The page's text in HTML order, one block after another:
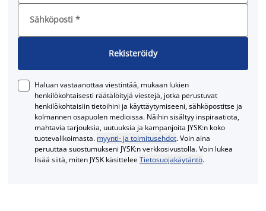
Sähköposti *
Rekisteröidy
Haluan vastaanottaa viestintää, mukaan lukien
henkilökohtaisesti räätälöityjä viestejä, jotka perustuvat
henkilökohtaisiin tietoihini ja käyttäytymiseeni, sähköpostitse ja
kolmannen osapuolen medioissa. Näihin sisältyy inspiraatiota,
mahtavia tarjouksia, uutuuksia ja kampanjoita JYSK:n koko
tuotevalikoimasta. myynti- ja toimitusehdot. Voin aina
peruuttaa suostumukseni JYSK:n verkkosivustolla. Voin lukea
lisää siitä, miten JYSK käsitteleeTietosuojakäytäntö.